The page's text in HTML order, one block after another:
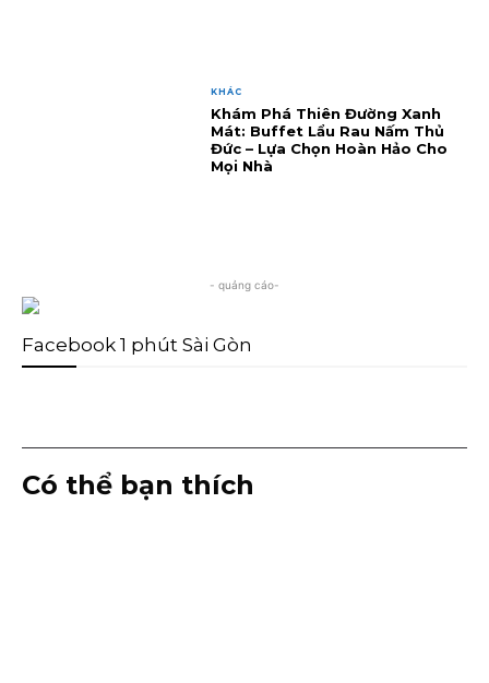
KHÁC
Khám Phá Thiên Đường Xanh
Mát: Buffet Lẩu Rau Nấm Thủ
Đức – Lựa Chọn Hoàn Hảo Cho
Mọi Nhà
- quảng cáo-
Facebook 1 phút Sài Gòn
Có thể bạn thích